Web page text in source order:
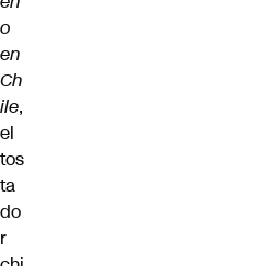
o
en
Ch
ile,
el
tos
ta
do
r